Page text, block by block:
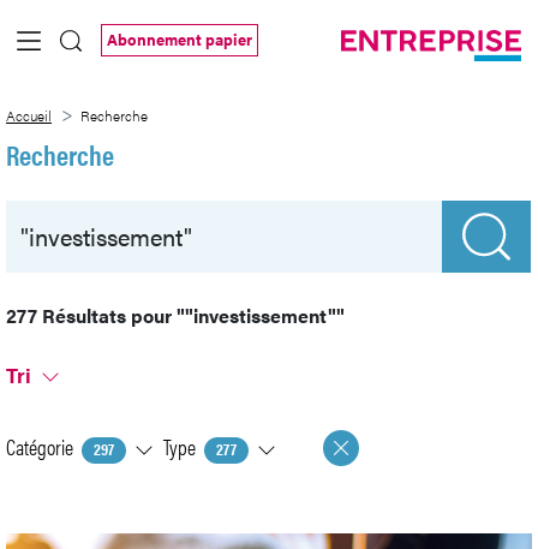
Saut au contenu principal
Abonnement papier
Accueil Recherche
Recherche
277 Résultats pour""investissement""
Tri
Catégorie 297 Type 277